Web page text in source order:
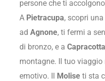
persone che ti
A Pietracupa, scopri
ad Agnone, ti fermi a
di bronzo, e a Capracotta
montagne. Il tuo
emotivo. Il Molise ti sta